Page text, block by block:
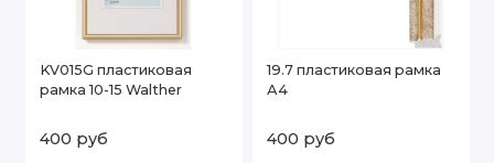
KV015G пластиковая
рамка 10-15 Walther
400 руб
19.7 пластиковая рамка
А4
400 руб